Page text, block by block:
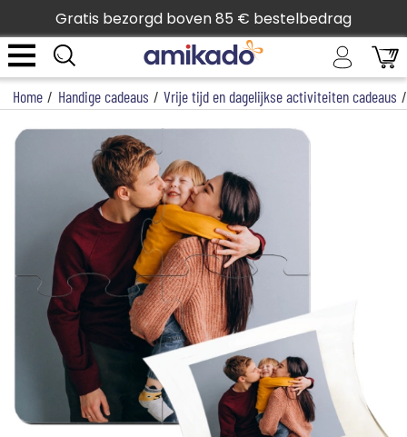
Gratis bezorgd boven 85 € bestelbedrag
Home / Handige cadeaus / Vrije tijd en dagelijkse activiteiten cadeaus /